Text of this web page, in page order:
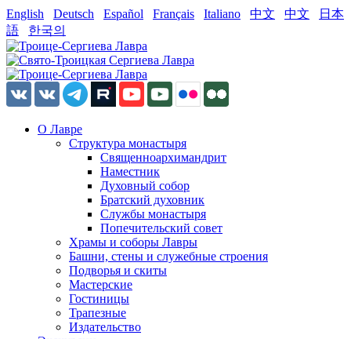
English Deutsch Español Français Italiano 中文 中文
日本
語
한국의
О Лавре
Структура монастыря
Священноархимандрит
Наместник
Духовный собор
Братский духовник
Службы монастыря
Попечительский совет
Храмы и соборы Лавры
Башни, стены и служебные строения
Подворья и скиты
Мастерские
Гостиницы
Трапезные
Издательство